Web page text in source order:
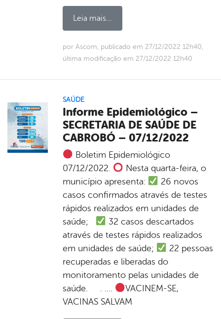
Leia mais...
por Ascom, publicado em 27/12/2022 12h40,
última modificação em 27/12/2022 12h40
SAÚDE
Informe Epidemiológico –
SECRETARIA DE SAÚDE DE
CABROBÓ – 07/12/2022
Boletim Epidemiológico
07/12/2022.
Nesta quarta-feira, o
município apresenta:
26 novos
casos confirmados através de testes
rápidos realizados em unidades de
saúde;
32 casos descartados
através de testes rápidos realizados
em unidades de saúde;
22 pessoas
recuperadas e liberadas do
monitoramento pelas unidades de
saúde. . ....
VACINEM-SE,
VACINAS SALVAM